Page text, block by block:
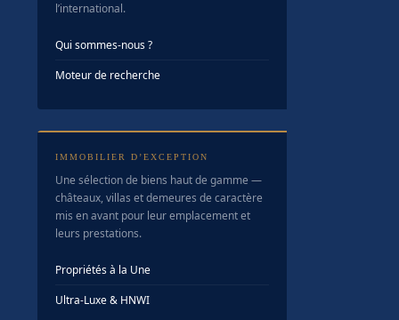
l’international.
Qui sommes-nous ?
Moteur de recherche
IMMOBILIER D’EXCEPTION
Une sélection de biens haut de gamme —
châteaux, villas et demeures de caractère
mis en avant pour leur emplacement et
leurs prestations.
Propriétés à la Une
Ultra-Luxe & HNWI